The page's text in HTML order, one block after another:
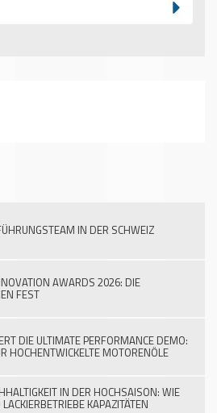
IN DER SCHWEIZ
AWARDS 2026: DIE
FEST
DIE ULTIMATE PERFORMANCE DEMO:
HOCHENTWICKELTE MOTORENÖLE
IN DER HOCHSAISON: WIE
KAPAZITÄTEN